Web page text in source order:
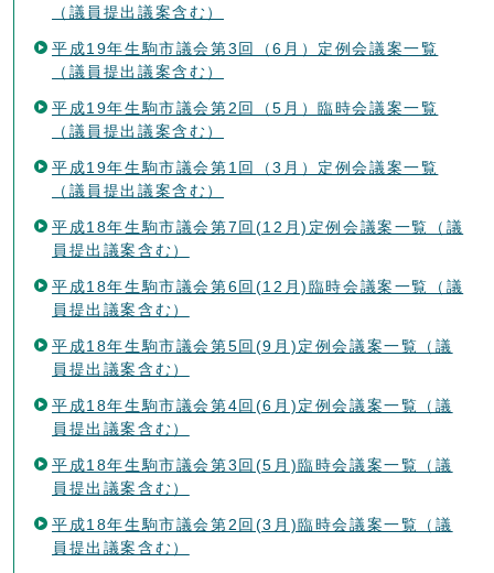
（議員提出議案含む）
平成19年生駒市議会第3回（6月）定例会議案一覧
（議員提出議案含む）
平成19年生駒市議会第2回（5月）臨時会議案一覧
（議員提出議案含む）
平成19年生駒市議会第1回（3月）定例会議案一覧
（議員提出議案含む）
平成18年生駒市議会第7回(12月)定例会議案一覧（議
員提出議案含む）
平成18年生駒市議会第6回(12月)臨時会議案一覧（議
員提出議案含む）
平成18年生駒市議会第5回(9月)定例会議案一覧（議
員提出議案含む）
平成18年生駒市議会第4回(6月)定例会議案一覧（議
員提出議案含む）
平成18年生駒市議会第3回(5月)臨時会議案一覧（議
員提出議案含む）
平成18年生駒市議会第2回(3月)臨時会議案一覧（議
員提出議案含む）